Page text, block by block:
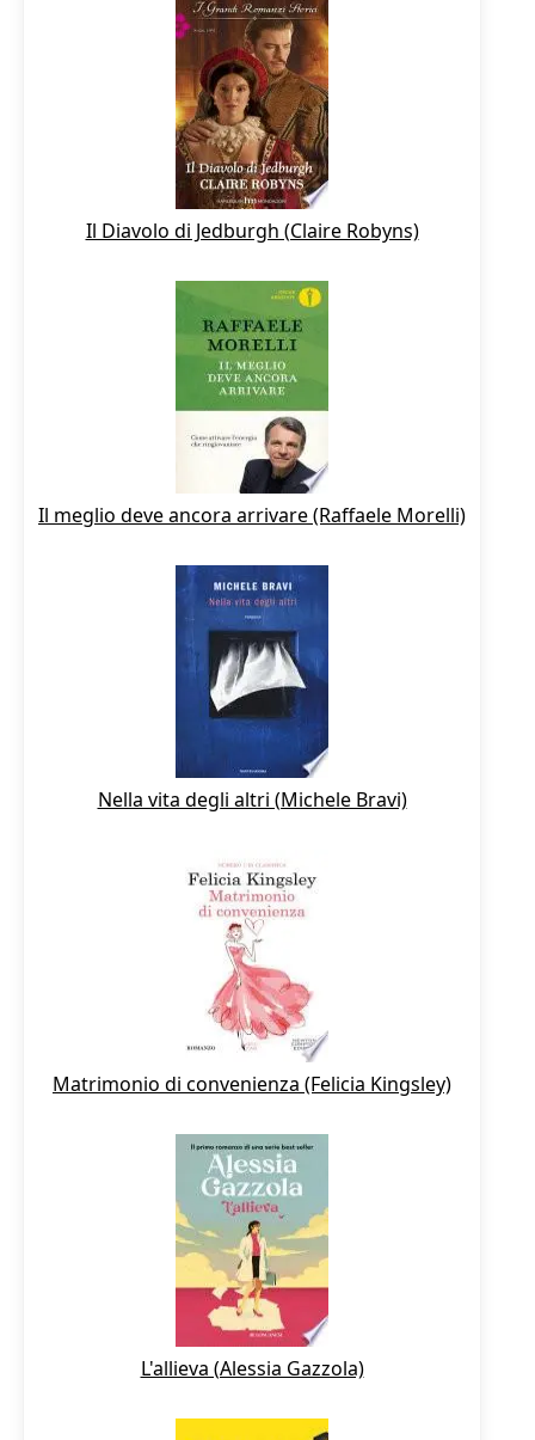
Il Diavolo di Jedburgh (Claire Robyns)
Il meglio deve ancora arrivare (Raffaele Morelli)
Nella vita degli altri (Michele Bravi)
Matrimonio di convenienza (Felicia Kingsley)
L'allieva (Alessia Gazzola)